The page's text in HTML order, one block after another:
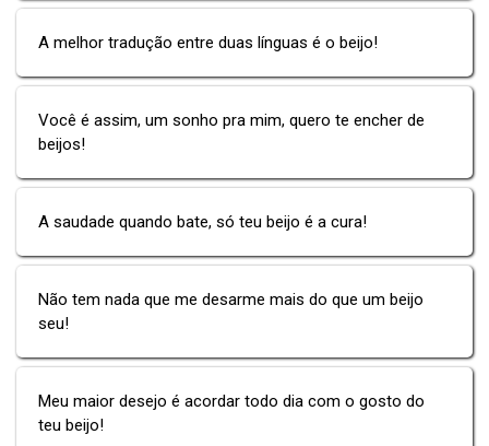
A melhor tradução entre duas línguas é o beijo!
Você é assim, um sonho pra mim, quero te encher de
beijos!
A saudade quando bate, só teu beijo é a cura!
Não tem nada que me desarme mais do que um beijo
seu!
Meu maior desejo é acordar todo dia com o gosto do
teu beijo!